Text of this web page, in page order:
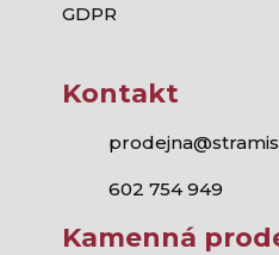
GDPR
Kontakt
602 754 949
Kamenná